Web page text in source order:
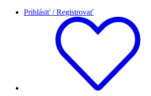
Prihlásiť / Registrovať